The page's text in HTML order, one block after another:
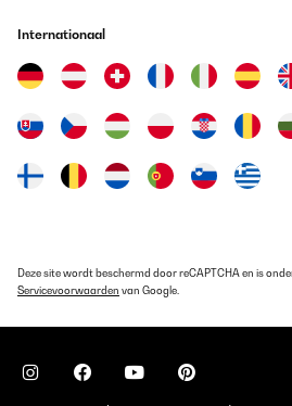
Internationaal
Deze site wordt beschermd door reCAPTCHA en is
Servicevoorwaarden van Google.